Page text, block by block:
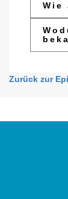
Wie
Zurück zur